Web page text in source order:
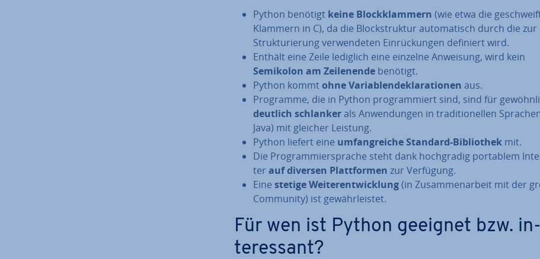
Python benötigt keine Block­klam­mern (wie etwa die
Klammern in C), da die Block­struk­tur au­to­ma­tisch durch die zur
Struk­tu­rie­rung ver­wen­de­ten Ein­rü­ckun­gen definiert wird.
Enthält eine Zeile lediglich eine einzelne Anweisung, wird kein
Semikolon am Zei­len­en­de benötigt.
Python kommtohne Va­ria­blen­de­kla­ra­tio­nen aus.
Programme, die in Python pro­gram­miert sind, sind für
deutlich schlankerals An­wen­dun­gen in tra­di­tio­nel­len
Java) mit gleicher Leistung.
Python liefert eine um­fang­rei­che Standard-Bi­blio­thek mit.
Die Pro­gram­mier­spra­che steht dank hoch­gra­dig portablem
ter auf diversen Platt­for­men zur Verfügung.
Eine stetige Wei­ter­ent­wick­lung(in Zu­sam­men­ar­beit mit der
Community) ist ge­währ­leis­tet.
Für wen ist Python geeignet bzw. in­
ter­es­sant?